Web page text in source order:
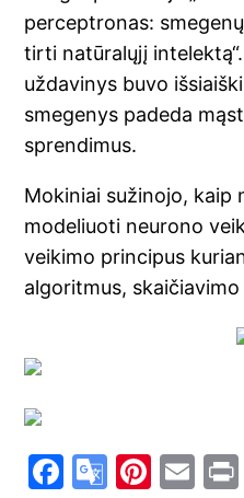
perceptronas:
tirti natūralųjį
uždavinys buvo
smegenys padeda
sprendimus.
Mokiniai sužinojo, kaip
modeliuoti neurono
veikimo principus
algoritmus,
F
G
Pi E